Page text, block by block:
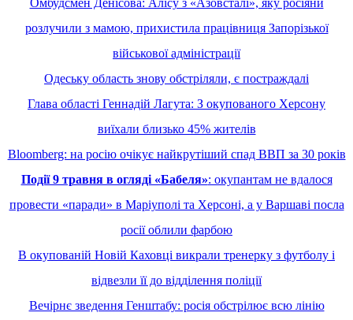
Омбудсмен Денісова: Алісу з «Азовсталі», яку росіяни
розлучили з мамою, прихистила працівниця Запорізької
військової адміністрації
Одеську область знову обстріляли, є постраждалі
Глава області Геннадій Лагута: З окупованого Херсону
виїхали близько 45% жителів
Bloomberg: на росію очікує найкрутіший спад ВВП за 30 років
Події 9 травня в огляді «Бабеля»: окупантам не вдалося
провести «паради» в Маріуполі та Херсоні, а у Варшаві посла
росії облили фарбою
В окупованій Новій Каховці викрали тренерку з футболу і
відвезли її до відділення поліції
Вечірнє зведення Генштабу: росія обстрілює всю лінію